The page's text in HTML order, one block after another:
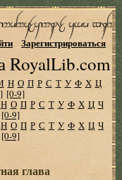
RoyalLib.com
Зарегистрироваться
Н О П Р С Т У Ф Х Ц
[0-9]
Н О П Р С Т У Ф Х Ц Ч
[0-9]
Н О П Р С Т У Ф Х Ц Ч
[0-9]
глава